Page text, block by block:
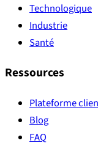
Technologique
Industrie
Santé
Ressources
Plateforme
Blog
FAQ